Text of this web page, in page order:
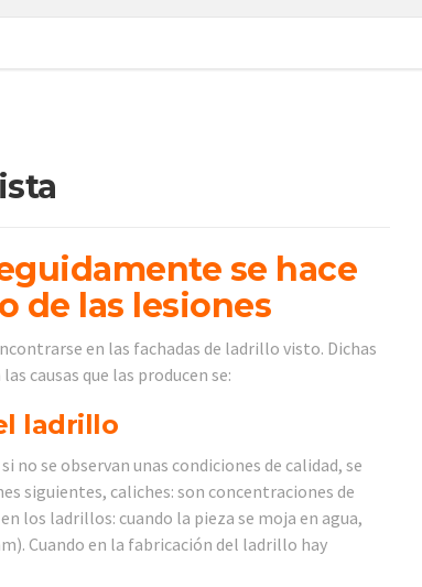
se hace
de las lesiones
en las fachadas de ladrillo visto. Dichas
causas que las producen se:
ladrillo
no se observan unas condiciones de calidad, se
siguientes, caliches: son concentraciones de
en los ladrillos: cuando la pieza se moja en agua,
Cuando en la fabricación del ladrillo hay